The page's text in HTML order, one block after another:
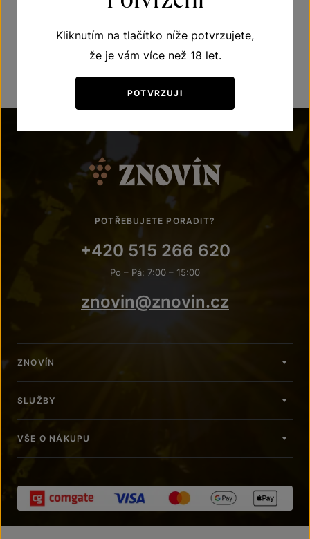
190Kč
POTŘEBUJETE PORADIT?
+420 515 266 620
Po – Pá: 7:00 – 15:00
znovin@znovin.cz
ZNOVÍN
SLUŽBY
VŠE O NÁKUPU
Kliknutím na tlačítko níže potvrzujete,
že je vám více než 18 let.
POTVRZUJI